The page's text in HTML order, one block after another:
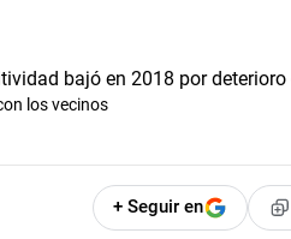
los vecinos
+ Seguir en